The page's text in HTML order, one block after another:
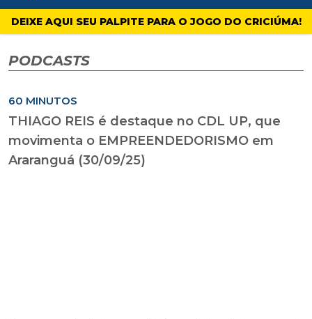
4oito
DEIXE AQUI SEU PALPITE PARA O JOGO DO CRICIÚMA!
PODCASTS
60 MINUTOS
THIAGO REIS é destaque no CDL UP, que
movimenta o EMPREENDEDORISMO em
Araranguá (30/09/25)